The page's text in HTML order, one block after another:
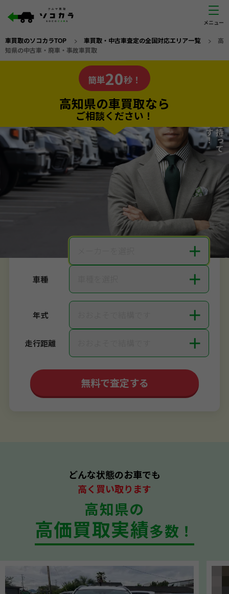
車買取のソコカラTOP > 車買取・中古車査定の全国対応エリア一覧> 高
知県の中古車・廃車・事故車買取
の車買取なら
ソコカラの
電話か出張か、高い方の査定を提案。
私たちが責任を持って
査定いたします！
簡単20秒！
高知県の車買取なら
ご相談ください！
20秒で入力完了！
カンタンWeb査定
ご依頼いただいたお車を丁寧に査定いたします
＋
車種 ＋
年式 ＋
走行距離 ＋
無料で査定する
どんな状態のお車でも
高く買い取ります
高知県の
高価買取実績多数！